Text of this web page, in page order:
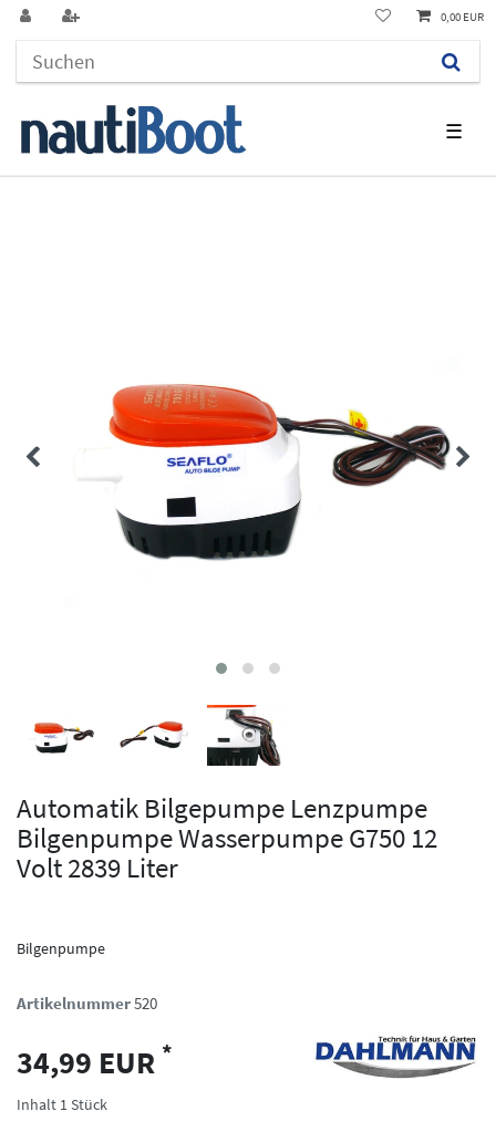
☰
0,00 EUR
Automatik Bilgepumpe Lenzpumpe
Bilgenpumpe Wasserpumpe G750 12
Volt 2839 Liter
Bilgenpumpe
Artikelnummer520
34,99 EUR *
Inhalt 1 Stück